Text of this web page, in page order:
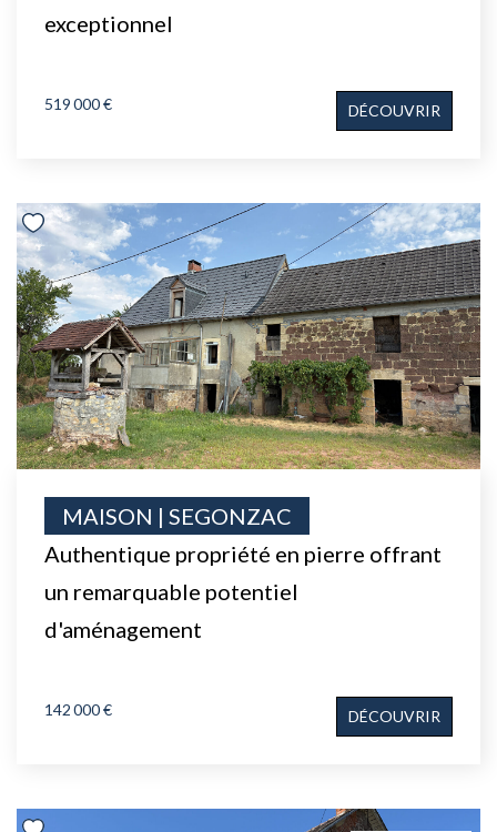
exceptionnel
519 000 € DÉCOUVRIR
Authentique propriété en pierre offrant
un remarquable potentiel
d'aménagement
MAISON | SEGONZAC
142 000 € DÉCOUVRIR